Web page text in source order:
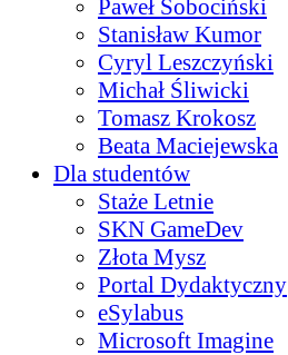
Paweł Sobociński
Stanisław Kumor
Cyryl Leszczyński
Michał Śliwicki
Tomasz Krokosz
Beata Maciejewska
Dla studentów
Staże Letnie
SKN GameDev
Złota Mysz
Portal Dydaktyczny
eSylabus
Microsoft Imagine